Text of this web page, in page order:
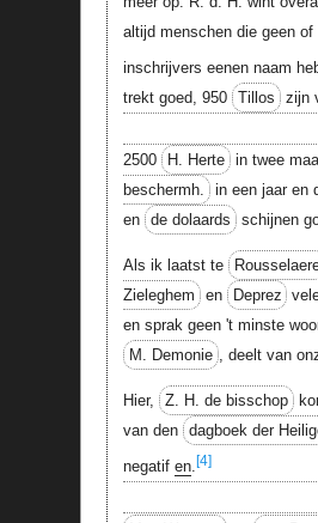
altijd menschen die geen
inschrijvers eenen naam
trekt goed, 950 Tillos zijn
2500
H. Herte in twee
beschermh. in een jaar en
en de dolaards schijnen
Als ik laatst te
Zieleghem en Deprez
en sprak geen 't minste
M. Demonie , deelt van
Hier, Z. H. de bisschop
van den dagboek der
negatif en. [4]